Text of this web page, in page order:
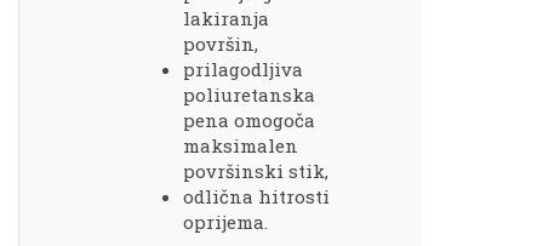
lakiranja
površin,
prilagodljiva
poliuretanska
pena omogoča
maksimalen
površinski stik,
odlična hitrosti
oprijema.